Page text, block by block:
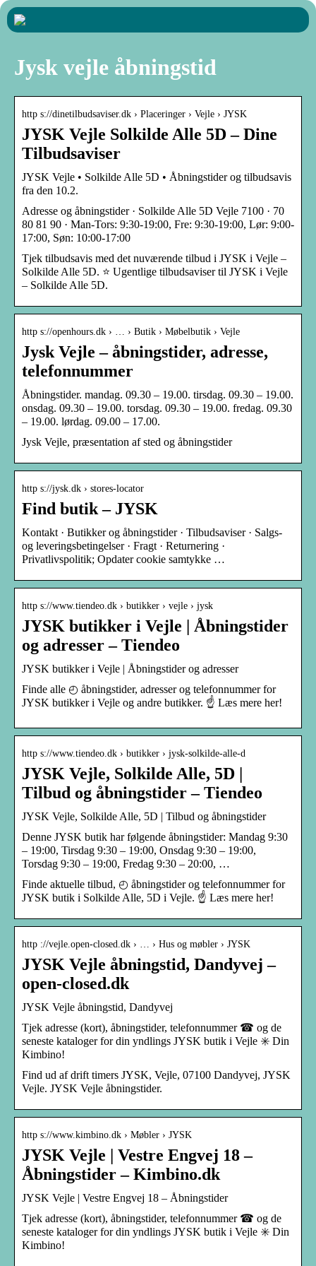
Jysk vejle åbningstid
http s://dinetilbudsaviser.dk › Placeringer › Vejle › JYSK
JYSK Vejle Solkilde Alle 5D – Dine
Tilbudsaviser
JYSK Vejle • Solkilde Alle 5D • Åbningstider og tilbudsavis
fra den 10.2.
Adresse og åbningstider · Solkilde Alle 5D Vejle 7100 · 70
80 81 90 · Man-Tors: 9:30-19:00, Fre: 9:30-19:00, Lør: 9:00-
17:00, Søn: 10:00-17:00
Tjek tilbudsavis med det nuværende tilbud i JYSK i Vejle –
Solkilde Alle 5D. ⭐ Ugentlige tilbudsaviser til JYSK i Vejle
– Solkilde Alle 5D.
http s://openhours.dk › … › Butik › Møbelbutik › Vejle
Jysk Vejle – åbningstider, adresse,
telefonnummer
Åbningstider. mandag. 09.30 – 19.00. tirsdag. 09.30 – 19.00.
onsdag. 09.30 – 19.00. torsdag. 09.30 – 19.00. fredag. 09.30
– 19.00. lørdag. 09.00 – 17.00.
Jysk Vejle, præsentation af sted og åbningstider
http s://jysk.dk › stores-locator
Find butik – JYSK
Kontakt · Butikker og åbningstider · Tilbudsaviser · Salgs-
og leveringsbetingelser · Fragt · Returnering ·
Privatlivspolitik; Opdater cookie samtykke …
http s://www.tiendeo.dk › butikker › vejle › jysk
JYSK butikker i Vejle | Åbningstider
og adresser – Tiendeo
JYSK butikker i Vejle | Åbningstider og adresser
Finde alle ◴ åbningstider, adresser og telefonnummer for
JYSK butikker i Vejle og andre butikker. ☝ Læs mere her!
http s://www.tiendeo.dk › butikker › jysk-solkilde-alle-d
JYSK Vejle, Solkilde Alle, 5D |
Tilbud og åbningstider – Tiendeo
JYSK Vejle, Solkilde Alle, 5D | Tilbud og åbningstider
Denne JYSK butik har følgende åbningstider: Mandag 9:30
– 19:00, Tirsdag 9:30 – 19:00, Onsdag 9:30 – 19:00,
Torsdag 9:30 – 19:00, Fredag 9:30 – 20:00, …
Finde aktuelle tilbud, ◴ åbningstider og telefonnummer for
JYSK butik i Solkilde Alle, 5D i Vejle. ☝ Læs mere her!
http ://vejle.open-closed.dk › … › Hus og møbler › JYSK
JYSK Vejle åbningstid, Dandyvej –
open-closed.dk
JYSK Vejle åbningstid, Dandyvej
Tjek adresse (kort), åbningstider, telefonnummer ☎ og de
seneste kataloger for din yndlings JYSK butik i Vejle ✳️ Din
Kimbino!
Find ud af drift timers JYSK, Vejle, 07100 Dandyvej, JYSK
Vejle. JYSK Vejle åbningstider.
http s://www.kimbino.dk › Møbler › JYSK
JYSK Vejle | Vestre Engvej 18 –
Åbningstider – Kimbino.dk
JYSK Vejle | Vestre Engvej 18 – Åbningstider
Tjek adresse (kort), åbningstider, telefonnummer ☎ og de
seneste kataloger for din yndlings JYSK butik i Vejle ✳️ Din
Kimbino!